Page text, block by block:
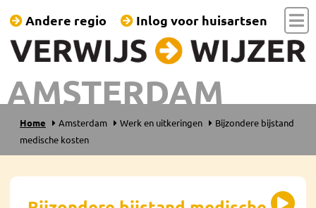
AMSTERDAM
Andere regio Inlog voor huisartsen
Home Amsterdam Werk en uitkeringen
Bijzondere bijstand
medische kosten